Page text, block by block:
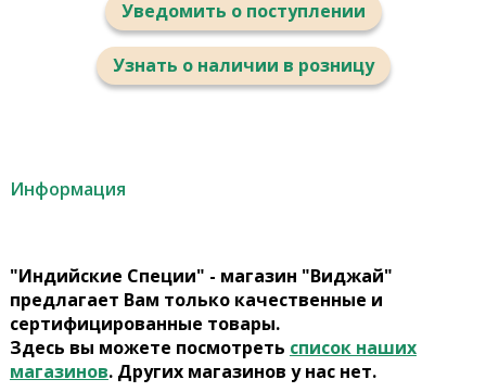
Уведомить о поступлении
Узнать о наличии в розницу
Информация
"Индийские Специи" - магазин "Виджай"
предлагает Вам только качественные и
сертифицированные товары.
Здесь вы можете посмотреть список наших
магазинов. Других магазинов у нас нет.